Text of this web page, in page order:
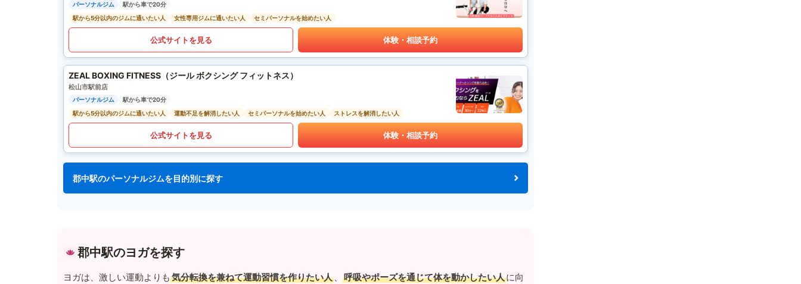
パーソナルジム
駅から車で20分
駅から5分以内のジムに通いたい人
女性専用ジムに通いたい人 セミパーソナルを始めたい人
公式サイトを見る 体験・相談予約
ZEAL BOXING FITNESS（ジール ボクシング フィットネス）
松山市駅前店
パーソナルジム
駅から車で20分
駅から5分以内のジムに通いたい人
運動不足を解消したい人 セミパーソナルを始めたい人 ストレスを解消したい人
公式サイトを見る 体験・相談予約
郡中駅のパーソナルジムを目的別に探す
郡中駅のヨガを探す
ヨガは、激しい運動よりも 気分転換を兼ねて運動習慣を作りたい人 、 呼吸やポーズを通じて体を動かしたい人に向